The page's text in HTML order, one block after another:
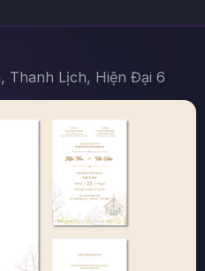
Thanh Lịch, Hiện Đại 6